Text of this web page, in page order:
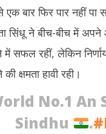
एक बार फिर पार नहीं
सिंधू ने बीच-बीच में
में सफल रहीं, लेकिन
क्षमता हावी रही।
No.1 An
Sindhu
.